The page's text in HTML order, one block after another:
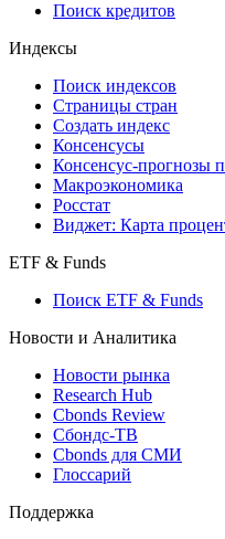
Поиск кредитов
Индексы
Поиск индексов
Страницы стран
Создать индекс
Консенсусы
Консенсус-прогнозы
Макроэкономика
Росстат
Виджет: Карта
ETF & Funds
Поиск ETF & Funds
Новости и Аналитика
Новости рынка
Research Hub
Cbonds Review
Сбондс-ТВ
Cbonds для СМИ
Глоссарий
Поддержка